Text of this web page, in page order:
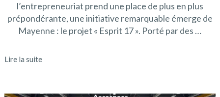
l’entrepreneuriat prend une place de plus en plus
prépondérante, une initiative remarquable émerge de
Mayenne : le projet « Esprit 17 ». Porté par des …
Lire la suite